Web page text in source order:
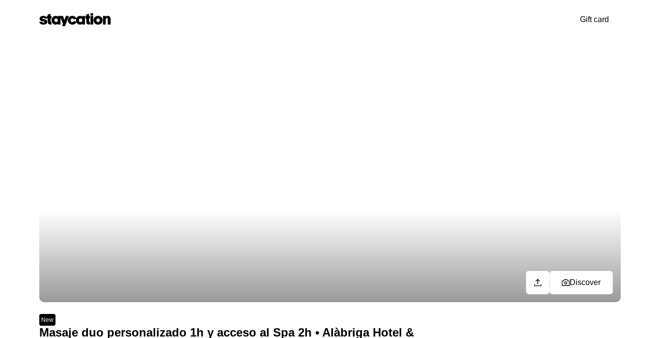
Gift card
Discover
New
Masaje duo personalizado 1h y acceso al Spa 2h • Alàbriga Hotel &